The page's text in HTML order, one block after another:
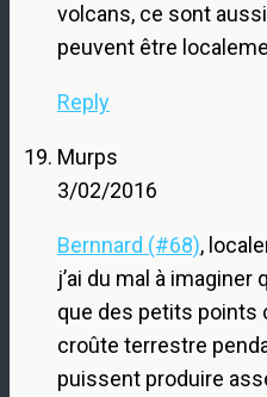
volcans, ce sont
peuvent être
Reply
Murps
3/02/2016
Bernnard (#68),
j’ai du mal à
que des petits points
croûte terrestre
puissent produire